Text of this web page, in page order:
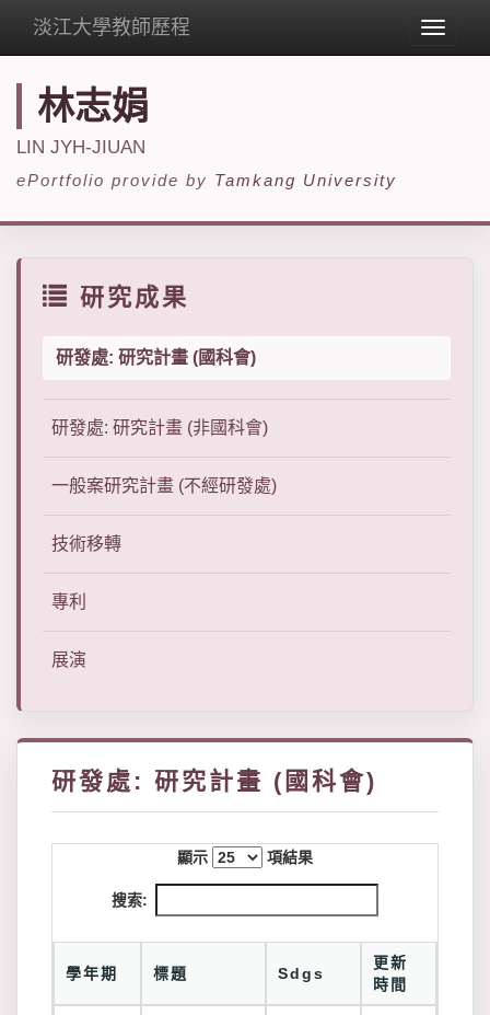
Toggle
淡江大學教師歷程
林志娟
LIN JYH-JIUAN
ePortfolio provide by Tamkang University
研究成果
研發處: 研究計畫 (國科會)
研發處: 研究計畫 (非國科會)
一般案研究計畫 (不經研發處)
技術移轉
專利
展演
研發處: 研究計畫 (國科會)
顯示 項結果
搜索:
學年期 標題 Sdgs
更新
時間